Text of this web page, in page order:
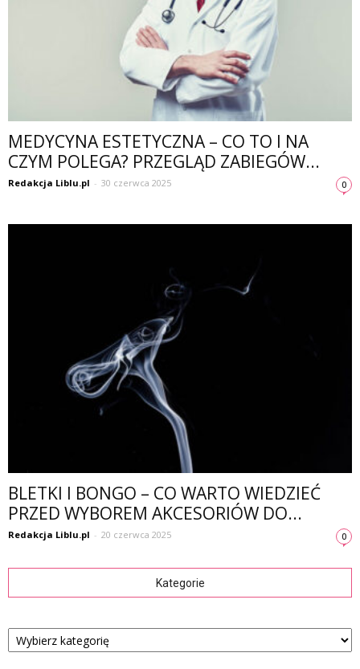
MEDYCYNA ESTETYCZNA – CO TO I NA
CZYM POLEGA? PRZEGLĄD ZABIEGÓW...
Redakcja Liblu.pl - 30 czerwca 2025 0
BLETKI I BONGO – CO WARTO WIEDZIEĆ
PRZED WYBOREM AKCESORIÓW DO...
Redakcja Liblu.pl - 20 czerwca 2025 0
Kategorie
Kategorie